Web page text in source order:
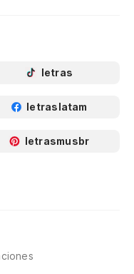
letras
letraslatam
letrasmusbr